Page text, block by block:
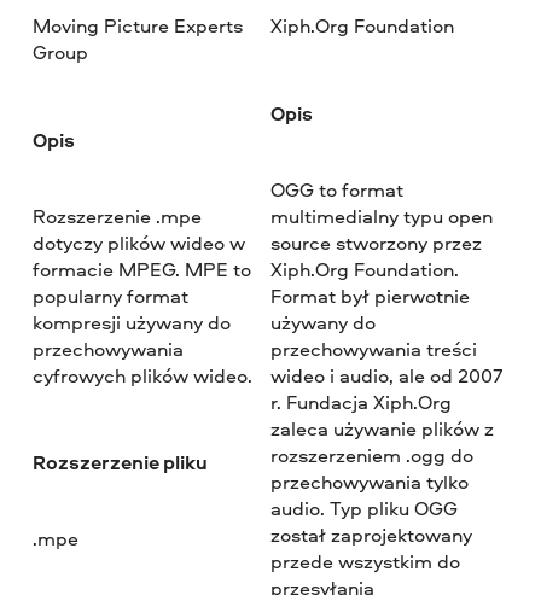
Moving Picture Experts
Group
Opis
Rozszerzenie .mpe
dotyczy plików wideo w
formacie MPEG. MPE to
popularny format
kompresji używany do
przechowywania
cyfrowych plików wideo.
Rozszerzenie pliku
.mpe
Xiph.Org Foundation
Opis
OGG to format
multimedialny typu open
source stworzony przez
Xiph.Org Foundation.
Format był pierwotnie
używany do
przechowywania treści
wideo i audio, ale od 2007
r. Fundacja Xiph.Org
zaleca używanie plików z
rozszerzeniem .ogg do
przechowywania tylko
audio. Typ pliku OGG
został zaprojektowany
przede wszystkim do
przesyłania